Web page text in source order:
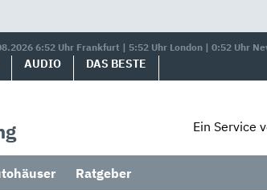
6:52 Uhr Frankfurt | 5:52 Uhr London | 0:52 Uhr
AUDIO DAS BESTE
Ein Service
Ratgeber